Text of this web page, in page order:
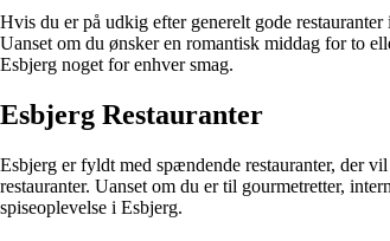
Hvis du er på udkig efter generelt gode
Uanset om du ønsker en romantisk middag for to
Esbjerg noget for enhver smag.
Esbjerg Restauranter
Esbjerg er fyldt med spændende restauranter, der
restauranter. Uanset om du er til gourmetretter,
spiseoplevelse i Esbjerg.